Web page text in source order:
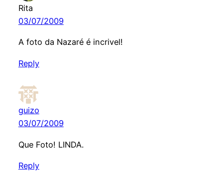
Rita
03/07/2009
A foto da Nazaré é incrivel!
Reply
guizo
03/07/2009
Que Foto! LINDA.
Reply